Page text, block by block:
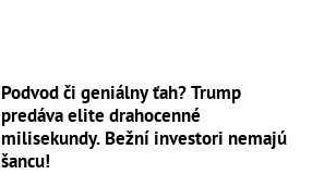
Podvod či geniálny ťah? Trump
predáva elite drahocenné
milisekundy. Bežní investori nemajú
šancu!